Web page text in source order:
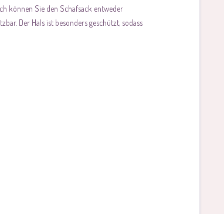
können Sie den Schafsack entweder
Der Hals ist besonders geschützt, sodass